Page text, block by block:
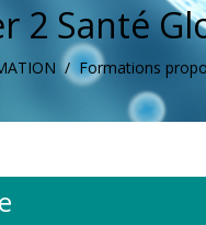
2 Santé
/ Formations